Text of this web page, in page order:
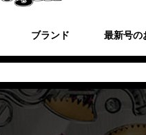
ブランド 最新号の